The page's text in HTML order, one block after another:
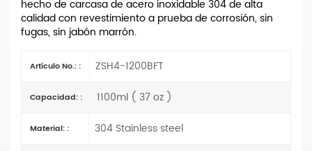
hecho de carcasa de acero inoxidable 304 de alta
calidad con revestimiento a prueba de corrosión, sin
fugas, sin jabón marrón.
Artículo No.: : ZSH4-1200BFT
Capacidad: : 1100ml ( 37 oz )
Material: : 304 Stainless steel